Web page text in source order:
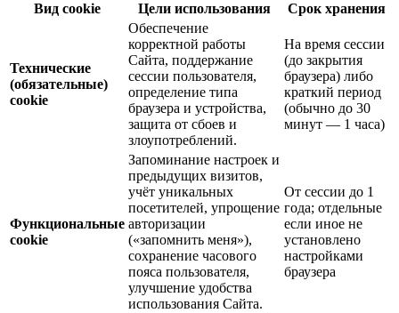
Вид cookie Цели использования Срок хранения
Технические
(обязательные)
cookie
Обеспечение
корректной работы
Сайта, поддержание
сессии пользователя,
определение типа
браузера и устройства,
защита от сбоев и
злоупотреблений.
На время сессии
(до закрытия
браузера) либо
краткий период
(обычно до 30
минут — 1 часа)
Функциональные
cookie
Запоминание настроек и
предыдущих визитов,
учёт уникальных
посетителей, упрощение
авторизации
(«запомнить меня»),
сохранение часового
пояса пользователя,
улучшение удобства
использования Сайта.
От сессии до 1
года; отдельные
если иное не
установлено
настройками
браузера